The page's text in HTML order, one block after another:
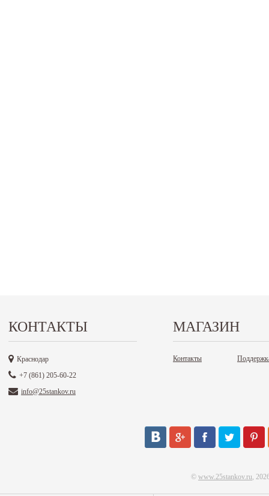
КОНТАКТЫ
Краснодар
+7 (861) 205-60-22
info@25stankov.ru
МАГАЗИН
Контакты
© www.25stankov.ru,